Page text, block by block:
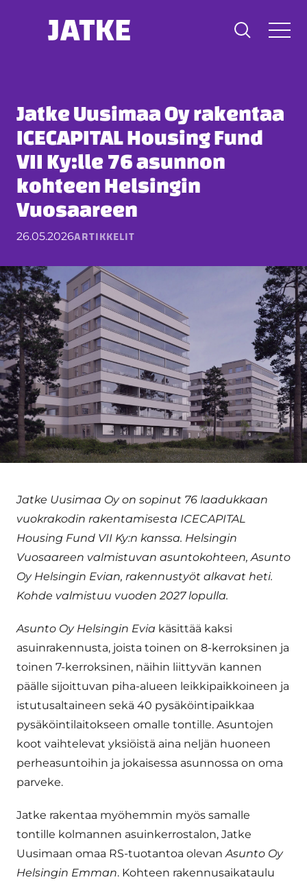
Jatke Uusimaa Oy rakentaa
ICECAPITAL Housing Fund
VII Ky:lle 76 asunnon
kohteen Helsingin
Vuosaareen
26.05.2026ARTIKKELIT
Jatke Uusimaa Oy on sopinut 76 laadukkaan
vuokrakodin rakentamisesta ICECAPITAL
Housing Fund VII Ky:n kanssa. Helsingin
Vuosaareen valmistuvan asuntokohteen, Asunto
Oy Helsingin Evian, rakennustyöt alkavat heti.
Kohde valmistuu vuoden 2027 lopulla.
Asunto Oy Helsingin Evia käsittää kaksi
asuinrakennusta, joista toinen on 8-kerroksinen ja
toinen 7-kerroksinen, näihin liittyvän kannen
päälle sijoittuvan piha-alueen leikkipaikkoineen ja
istutusaltaineen sekä 40 pysäköintipaikkaa
pysäköintilaitokseen omalle tontille. Asuntojen
koot vaihtelevat yksiöistä aina neljän huoneen
perheasuntoihin ja jokaisessa asunnossa on oma
parveke.
Jatke rakentaa myöhemmin myös samalle
tontille kolmannen asuinkerrostalon, Jatke
Uusimaan omaa RS-tuotantoa olevan Asunto Oy
Helsingin Emman. Kohteen rakennusaikataulu